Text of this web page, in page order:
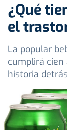
¿Qué
el
La popular
cumplirá cien
historia detrás